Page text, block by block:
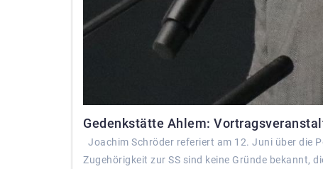
Gedenkstätte Ahlem:
Joachim Schröder referiert am 12. Juni über die
Zugehörigkeit zur SS sind keine Gründe bekannt,